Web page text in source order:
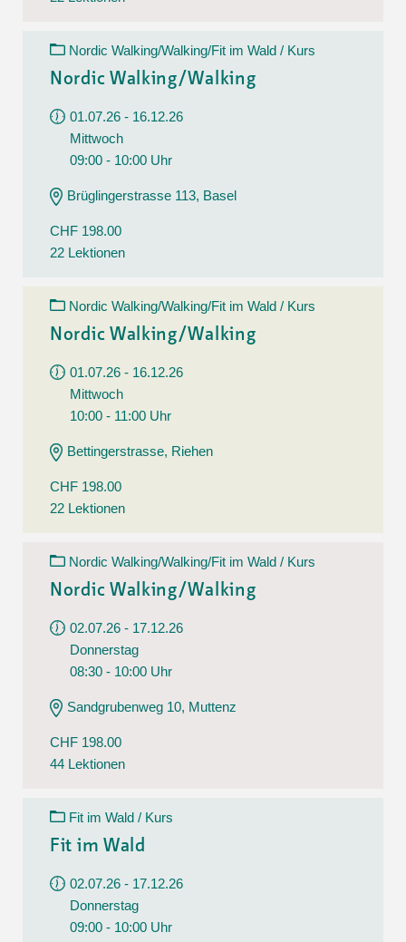
Nordic Walking/Walking/Fit im Wald / Kurs
Nordic Walking/Walking
01.07.26 - 16.12.26
Mittwoch
09:00 - 10:00 Uhr
Brüglingerstrasse 113, Basel
CHF 198.00
22 Lektionen
Nordic Walking/Walking/Fit im Wald / Kurs
Nordic Walking/Walking
01.07.26 - 16.12.26
Mittwoch
10:00 - 11:00 Uhr
Bettingerstrasse, Riehen
CHF 198.00
22 Lektionen
Nordic Walking/Walking/Fit im Wald / Kurs
Nordic Walking/Walking
02.07.26 - 17.12.26
Donnerstag
08:30 - 10:00 Uhr
Sandgrubenweg 10, Muttenz
CHF 198.00
44 Lektionen
Fit im Wald / Kurs
Fit im Wald
02.07.26 - 17.12.26
Donnerstag
09:00 - 10:00 Uhr